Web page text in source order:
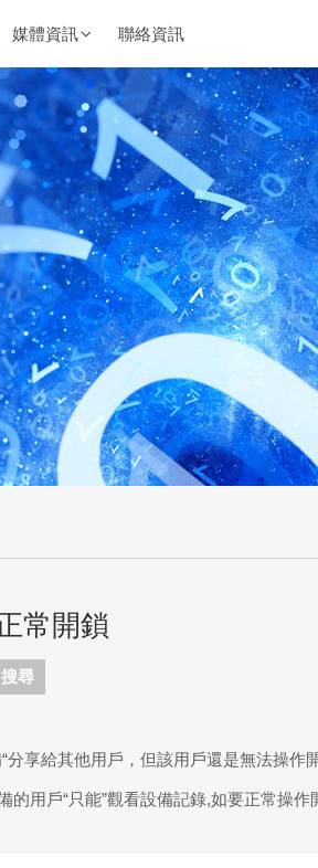
媒體資訊 聯絡資訊
常開鎖
搜尋
分享給其他用戶，但該用戶還是無法操作
的用戶“只能”觀看設備記錄,如要正常操